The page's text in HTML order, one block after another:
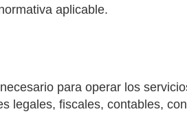
aplicable.
para operar los
legales, fiscales, contables,